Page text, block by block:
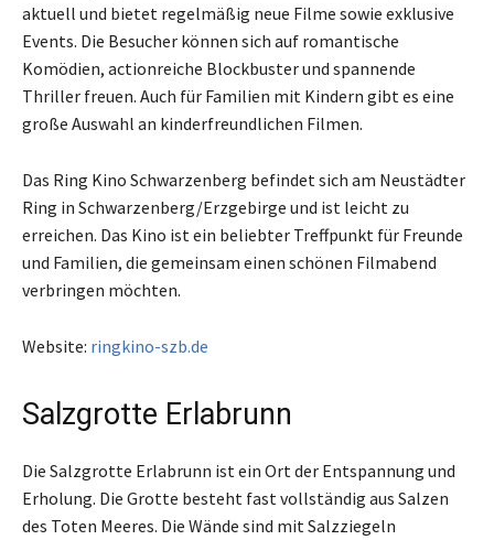
aktuell und bietet regelmäßig neue Filme sowie exklusive
Events. Die Besucher können sich auf romantische
Komödien, actionreiche Blockbuster und spannende
Thriller freuen. Auch für Familien mit Kindern gibt es eine
große Auswahl an kinderfreundlichen Filmen.
Das Ring Kino Schwarzenberg befindet sich am Neustädter
Ring in Schwarzenberg/Erzgebirge und ist leicht zu
erreichen. Das Kino ist ein beliebter Treffpunkt für Freunde
und Familien, die gemeinsam einen schönen Filmabend
verbringen möchten.
Website: ringkino-szb.de
Salzgrotte Erlabrunn
Die Salzgrotte Erlabrunn ist ein Ort der Entspannung und
Erholung. Die Grotte besteht fast vollständig aus Salzen
des Toten Meeres. Die Wände sind mit Salzziegeln